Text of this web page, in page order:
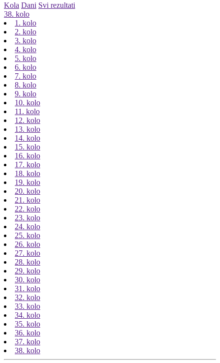
Kola Dani Svi rezultati
38. kolo
1. kolo
2. kolo
3. kolo
4. kolo
5. kolo
6. kolo
7. kolo
8. kolo
9. kolo
10. kolo
11. kolo
12. kolo
13. kolo
14. kolo
15. kolo
16. kolo
17. kolo
18. kolo
19. kolo
20. kolo
21. kolo
22. kolo
23. kolo
24. kolo
25. kolo
26. kolo
27. kolo
28. kolo
29. kolo
30. kolo
31. kolo
32. kolo
33. kolo
34. kolo
35. kolo
36. kolo
37. kolo
38. kolo